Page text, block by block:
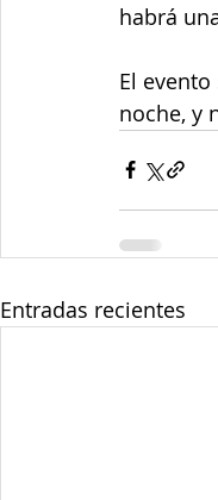
habrá
El
noche, y
Entradas recientes